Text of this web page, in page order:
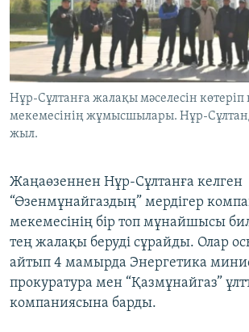
Басқа тілдерде
Нұр-Сұлтанға жалақы мәселесін көтеріп
мекемесінің жұмысшылары. Нұр-
жыл.
Жаңаөзеннен Нұр-Сұлтанға келген
“Өзенмұнайгаздың” мердігер
мекемесінің бір топ мұнайшысы
тең жалақы беруді сұрайды. Олар
айтып 4 мамырда Энергетика
прокуратура мен “Қазмұнайгаз”
компаниясына барды.